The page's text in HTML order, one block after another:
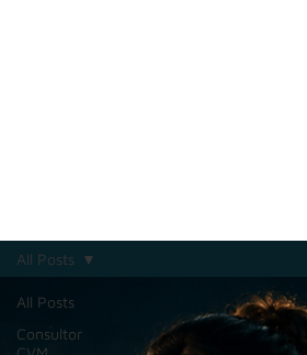
All Posts
Consultor
All Posts